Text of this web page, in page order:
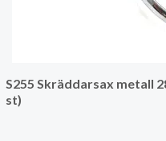
S255 Skräddarsax metall
st)